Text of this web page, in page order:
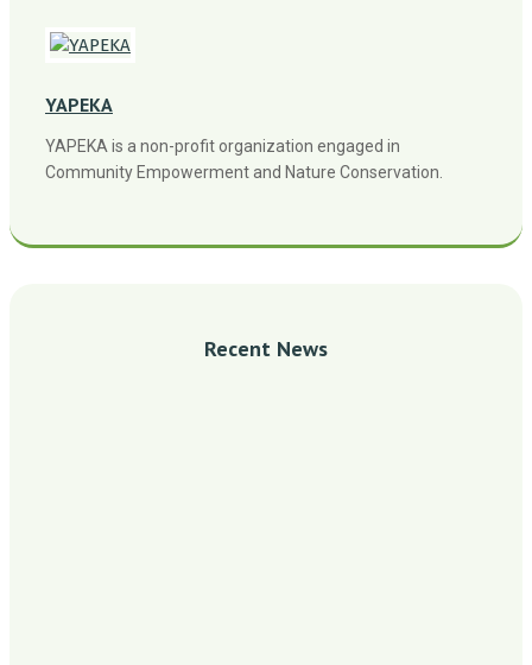
YAPEKA
YAPEKA is a non-profit organization engaged in
Community Empowerment and Nature Conservation.
Recent News